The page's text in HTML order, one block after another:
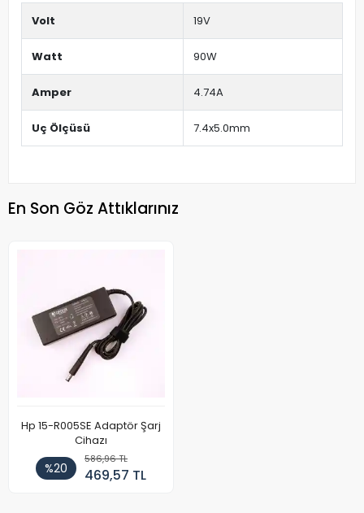
Volt 19V
Watt 90W
Amper 4.74A
Uç Ölçüsü 7.4x5.0mm
En Son Göz Attıklarınız
Hp 15-R005SE Adaptör Şarj
Cihazı
%20
586,96 TL
469,57 TL